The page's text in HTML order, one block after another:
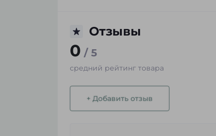
Отзывы
0 / 5
средний рейтинг товара
+ Добавить отзыв